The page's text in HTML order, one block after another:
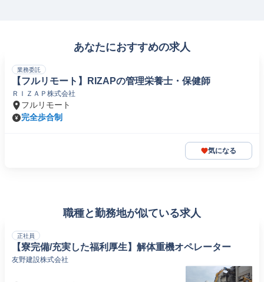
あなたにおすすめの求人
業務委託
【フルリモート】RIZAPの管理栄養士・保健師
ＲＩＺＡＰ株式会社
フルリモート
完全歩合制
気になる
職種と勤務地が似ている求人
正社員
【寮完備/充実した福利厚生】解体重機オペレーター
友野建設株式会社